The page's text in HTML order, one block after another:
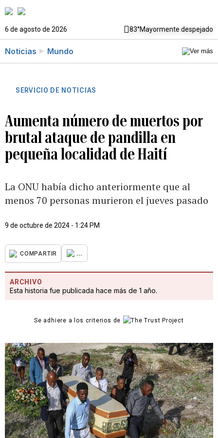
6 de agosto de 2026 83°Mayormente despejado
Noticias Mundo
SERVICIO DE NOTICIAS
Aumenta número de muertos por
brutal ataque de pandilla en
pequeña localidad de Haití
La ONU había dicho anteriormente que al
menos 70 personas murieron el jueves pasado
9 de octubre de 2024 - 1:24 PM
COMPARTIR ...
ARCHIVO
Esta historia fue publicada hace más de 1 año.
Se adhiere a los criterios de